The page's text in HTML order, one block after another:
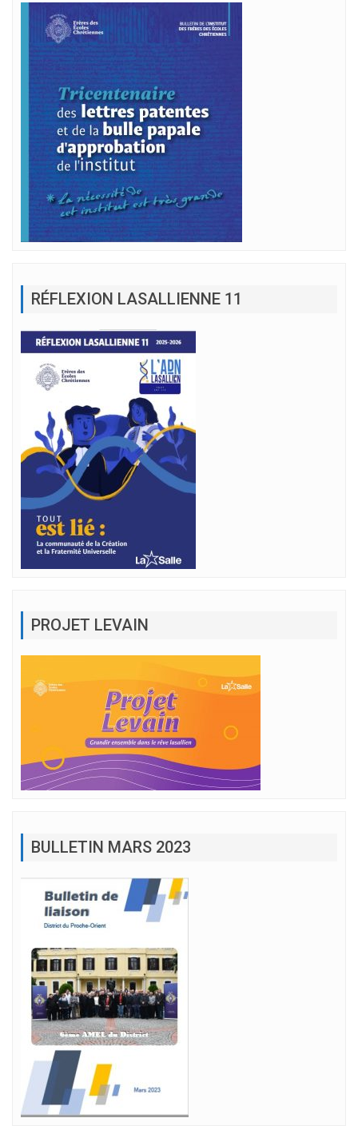
RÉFLEXION LASALLIENNE 11
PROJET LEVAIN
BULLETIN MARS 2023